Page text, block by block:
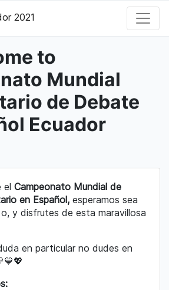
2021
to
Mundial
de Debate
Ecuador
el Campeonato Mundial de
en Español, esperamos sea
y disfrutes de esta maravillosa
en particular no dudes en